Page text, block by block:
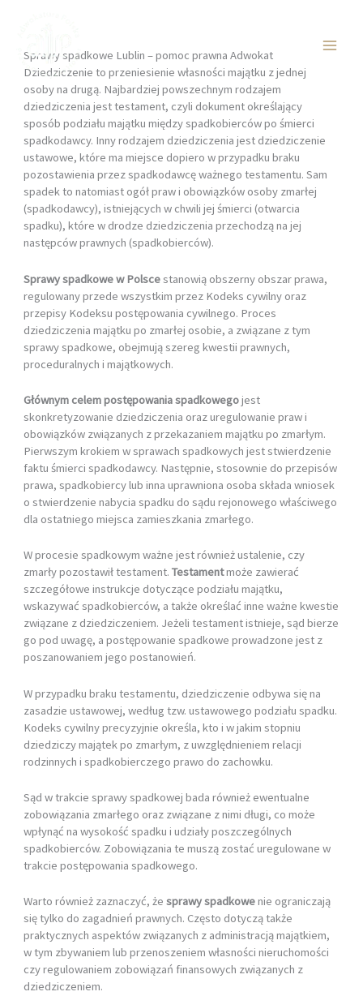
Sprawy spadkowe Lublin – pomoc prawna Adwokat
Dziedziczenie to przeniesienie własności majątku z jednej
osoby na drugą. Najbardziej powszechnym rodzajem
dziedziczenia jest testament, czyli dokument określający
sposób podziału majątku między spadkobierców po śmierci
spadkodawcy. Inny rodzajem dziedziczenia jest dziedziczenie
ustawowe, które ma miejsce dopiero w przypadku braku
pozostawienia przez spadkodawcę ważnego testamentu. Sam
spadek to natomiast ogół praw i obowiązków osoby zmarłej
(spadkodawcy), istniejących w chwili jej śmierci (otwarcia
spadku), które w drodze dziedziczenia przechodzą na jej
następców prawnych (spadkobierców).
Sprawy spadkowe w Polscestanowią obszerny obszar prawa,
regulowany przede wszystkim przez Kodeks cywilny oraz
przepisy Kodeksu postępowania cywilnego. Proces
dziedziczenia majątku po zmarłej osobie, a związane z tym
sprawy spadkowe, obejmują szereg kwestii prawnych,
proceduralnych i majątkowych.
Głównym celem postępowania spadkowegojest
skonkretyzowanie dziedziczenia oraz uregulowanie praw i
obowiązków związanych z przekazaniem majątku po zmarłym.
Pierwszym krokiem w sprawach spadkowych jest stwierdzenie
faktu śmierci spadkodawcy. Następnie, stosownie do przepisów
prawa, spadkobiercy lub inna uprawniona osoba składa wniosek
o stwierdzenie nabycia spadku do sądu rejonowego właściwego
dla ostatniego miejsca zamieszkania zmarłego.
W procesie spadkowym ważne jest również ustalenie, czy
zmarły pozostawił testament.Testamentmoże zawierać
szczegółowe instrukcje dotyczące podziału majątku,
wskazywać spadkobierców, a także określać inne ważne kwestie
związane z dziedziczeniem. Jeżeli testament istnieje, sąd bierze
go pod uwagę, a postępowanie spadkowe prowadzone jest z
poszanowaniem jego postanowień.
W przypadku braku testamentu, dziedziczenie odbywa się na
zasadzie ustawowej, według tzw. ustawowego podziału spadku.
Kodeks cywilny precyzyjnie określa, kto i w jakim stopniu
dziedziczy majątek po zmarłym, z uwzględnieniem relacji
rodzinnych i spadkobierczego prawo do zachowku.
Sąd w trakcie sprawy spadkowej bada również ewentualne
zobowiązania zmarłego oraz związane z nimi długi, co może
wpłynąć na wysokość spadku i udziały poszczególnych
spadkobierców. Zobowiązania te muszą zostać uregulowane w
trakcie postępowania spadkowego.
Warto również zaznaczyć, żesprawy spadkowenie ograniczają
się tylko do zagadnień prawnych. Często dotyczą także
praktycznych aspektów związanych z administracją majątkiem,
w tym zbywaniem lub przenoszeniem własności nieruchomości
czy regulowaniem zobowiązań finansowych związanych z
dziedziczeniem.